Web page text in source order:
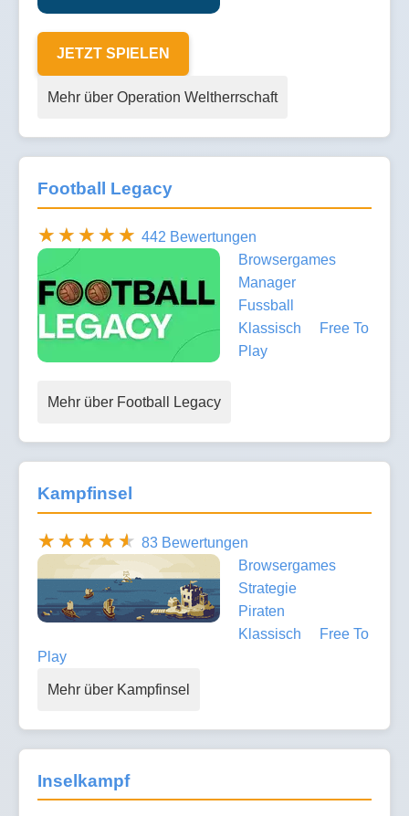
JETZT SPIELEN
Mehr über Operation Weltherrschaft
Football Legacy
442 Bewertungen
Browsergames
Manager
Fussball
Klassisch
Free To
Play
Mehr über Football Legacy
Kampfinsel
83 Bewertungen
Browsergames
Strategie
Piraten
Klassisch
Free To
Play
Mehr über Kampfinsel
Inselkampf